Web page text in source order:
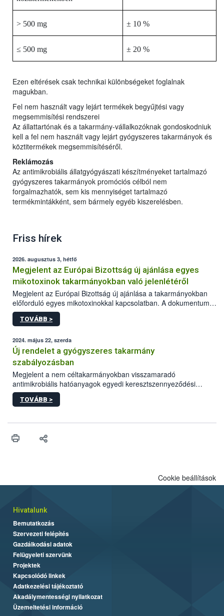
> 500 mg ± 10 %
≤ 500 mg ± 20 %
Ezen eltérések csak technikai különbségeket foglalnak
magukban.
Fel nem használt vagy lejárt termékek begyűjtési vagy
megsemmisítési rendszerei
Az állattartónak és a takarmány-vállalkozóknak gondoskodniuk
kell a fel nem használt vagy lejárt gyógyszeres takarmányok és
köztitermékek megsemmisítéséről.
Reklámozás
Az antimikrobiális állatgyógyászati készítményeket tartalmazó
gyógyszeres takarmányok promóciós célból nem
forgalmazhatók, sem kis mennyiséget tartalmazó
termékmintákként, sem bármely egyéb kiszerelésben.
Friss hírek
2026. augusztus 3, hétfő
Megjelent az Európai Bizottság új ajánlása egyes
mikotoxinok takarmányokban való jelenlétéről
Megjelent az Európai Bizottság új ajánlása a takarmányokban
előforduló egyes mikotoxinokkal kapcsolatban. A dokumentum
2027-től új irányértékek alkalmazását írja elő, és a jelenleg
hatályos uniós ajánlások helyébe lép.
TOVÁBB >
2024. május 22, szerda
Új rendelet a gyógyszeres takarmány
szabályozásban
Megjelent a nem céltakarmányokban visszamaradó
antimikrobiális hatóanyagok egyedi keresztszennyeződési
határértékeinek és ezen anyagokra vonatkozó analitikai
módszerek megállapításáról szóló EU rendelet.
TOVÁBB >
Cookie beállítások
Hivatalunk
Bemutatkozás
Szervezeti felépítés
Gazdálkodási adatok
Felügyeleti szervünk
Projektek
Kapcsolódó linkek
Adatkezelési tájékoztató
Akadálymentességi nyilatkozat
Üzemeltetési információ